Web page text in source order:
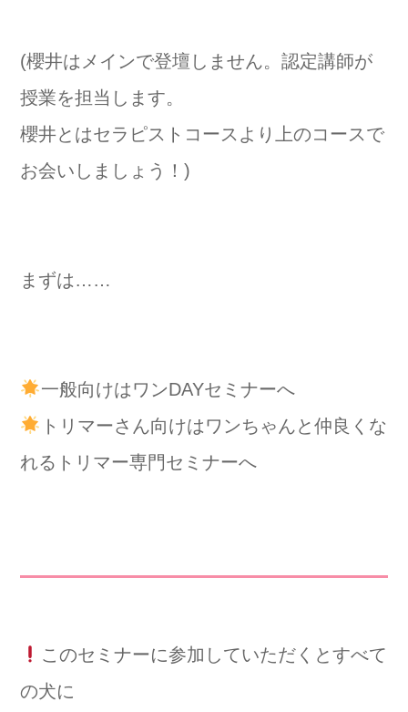
(櫻井はメインで登壇しません。認定講師が
授業を担当します。
櫻井とはセラピストコースより上のコースで
お会いしましょう！)
まずは……
一般向けはワンDAYセミナーへ
トリマーさん向けはワンちゃんと仲良くな
れるトリマー専門セミナーへ
このセミナーに参加していただくとすべて
の犬に